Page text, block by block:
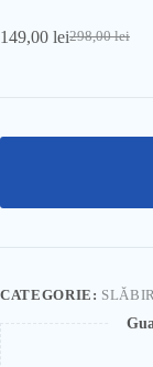
298,00lei
Prețul
149,00 leiPrețul
CATEGORIE: